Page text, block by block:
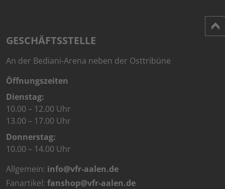
GESCHÄFTSSTELLE
An der Bediani-Arena neben der Osttribüne
Öffnungszeiten
Dienstag:
10.00 – 12.00 Uhr
13.00 – 17.00 Uhr
Donnerstag:
10.00 – 14.00 Uhr
Allgemein: info@vfr-aalen.de
Fanartikel: fanshop@vfr-aalen.de